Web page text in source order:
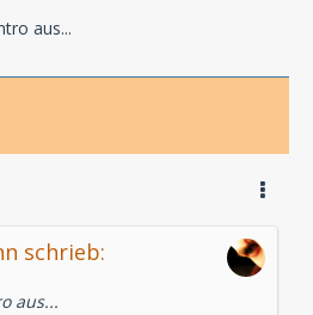
aus...
schrieb:
aus...